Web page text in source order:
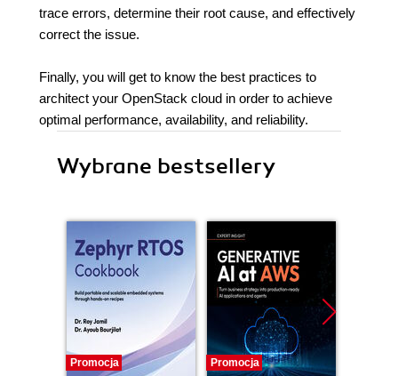
trace errors, determine their root cause, and effectively
correct the issue.
Finally, you will get to know the best practices to
architect your OpenStack cloud in order to achieve
optimal performance, availability, and reliability.
Wybrane bestsellery
Promocja Promocja